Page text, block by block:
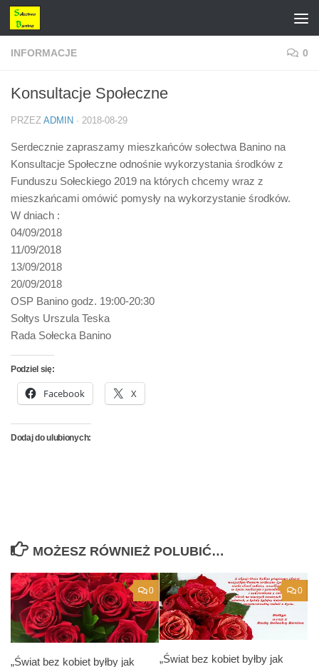
Przejdź do treści
INFORMACJE 0
Konsultacje Społeczne
PRZEZ ADMIN · 2018-08-29
Serdecznie zapraszamy mieszkańców sołectwa Banino na
Konsultacje Społeczne odnośnie wykorzystania środków z
Funduszu Sołeckiego 2019 na których chcemy wraz z
mieszkańcami omówić pomysły na wykorzystanie środków.
W dniach :
04/09/2018
11/09/2018
13/09/2018
20/09/2018
OSP Banino godz. 19:00-20:30
Sołtys Urszula Teska
Rada Sołecka Banino
Podziel się:
Facebook X
Dodaj do ulubionych:
MOŻESZ RÓWNIEŻ POLUBIĆ…
0
„Świat bez kobiet byłby jak
0
„Świat bez kobiet byłby jak